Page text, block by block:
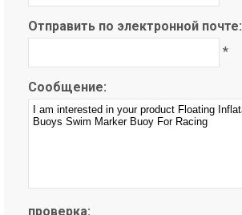
Отправить по электронной почте:
*
Сообщение:
проверка: